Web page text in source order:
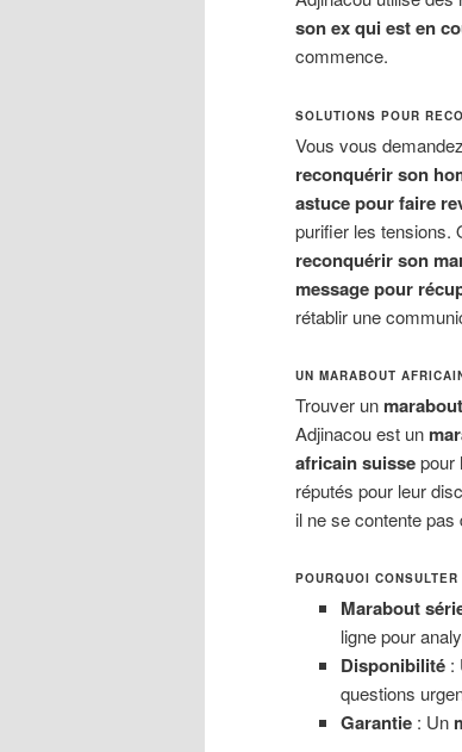
son ex qui est en
commence.
SOLUTIONS POUR
Vous vous demandez
reconquérir son
astuce pour faire
purifier les tensions.
reconquérir son
message pour
rétablir une
UN MARABOUT
Trouver un
Adjinacou est un
africain suissepour
réputés pour leur
il ne se contente pas
POURQUOI
Marabout
ligne pour
Disponibilité:
questions
Garantie: Un